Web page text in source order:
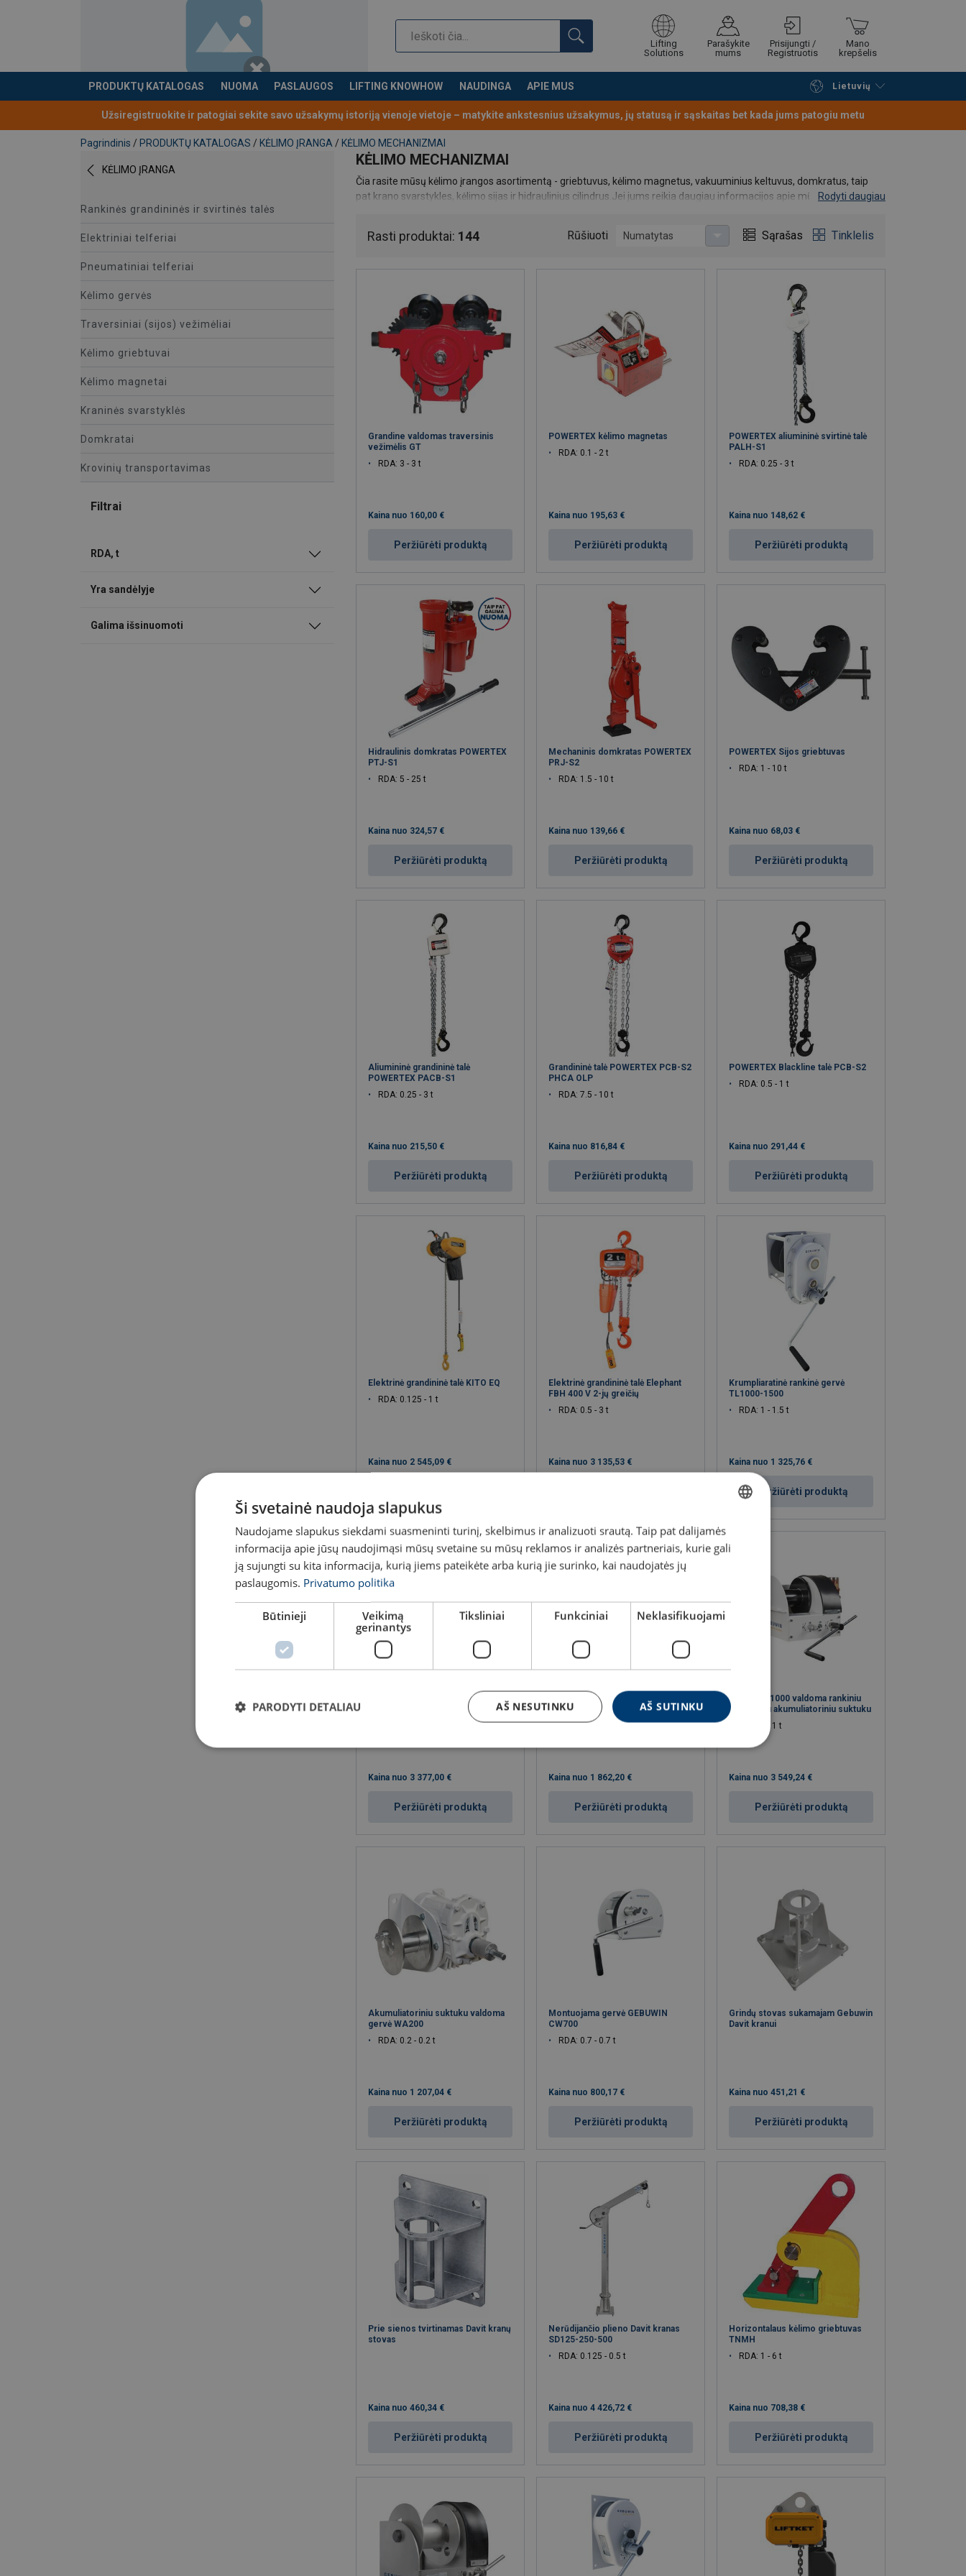
Lifting
Solutions
Parašykite
mums
Prisijungti /
Registruotis
Mano
krepšelis
PRODUKTŲ KATALOGAS NUOMA PASLAUGOS LIFTING KNOWHOW NAUDINGA APIE MUS Lietuvių
Produktas buvo pridėtas prie jūsų užklausos Tęsti naršymą Tęsti pirkimą
Užsiregistruokite ir patogiai sekite savo užsakymų istoriją vienoje vietoje – matykite ankstesnius užsakymus, jų statusą ir sąskaitas bet kada jums patogiu metu
Pagrindinis / PRODUKTŲ KATALOGAS / KĖLIMO ĮRANGA / KĖLIMO MECHANIZMAI
KĖLIMO ĮRANGA
Rankinės grandininės ir svirtinės talės
Elektriniai telferiai
Pneumatiniai telferiai
Kėlimo gervės
Traversiniai (sijos) vežimėliai
Kėlimo griebtuvai
Kėlimo magnetai
Kraninės svarstyklės
Domkratai
Krovinių transportavimas
Filtrai
RDA, t
Yra sandėlyje
Galima išsinuomoti
KĖLIMO MECHANIZMAI
Čia rasite mūsų kėlimo įrangos asortimentą - griebtuvus, kėlimo magnetus, vakuuminius keltuvus, domkratus, taip
pat krano svarstykles, kėlimo sijas ir hidraulinius cilindrus. Jei jums reikia daugiau informacijos apie mūsų gaminius,
galėsite pateikti užsakymus, matysite užsakymų būseną, galėsite sekti visų Jūsų
užsakymų istoriją.
Rodyti daugiau
Rasti produktai: 144 Rūšiuoti Numatytas Sąrašas Tinklelis
Grandine valdomas traversinis
vežimėlis GT
RDA: 3 - 3 t
Kaina nuo 160,00 €
Peržiūrėti produktą
POWERTEX kėlimo magnetas
RDA: 0.1 - 2 t
Kaina nuo 195,63 €
Peržiūrėti produktą
POWERTEX aliumininė svirtinė talė
PALH-S1
RDA: 0.25 - 3 t
Kaina nuo 148,62 €
Peržiūrėti produktą
Hidraulinis domkratas POWERTEX
PTJ-S1
RDA: 5 - 25 t
Kaina nuo 324,57 €
Peržiūrėti produktą
Mechaninis domkratas POWERTEX
PRJ-S2
RDA: 1.5 - 10 t
Kaina nuo 139,66 €
Peržiūrėti produktą
POWERTEX Sijos griebtuvas
RDA: 1 - 10 t
Kaina nuo 68,03 €
Peržiūrėti produktą
Aliumininė grandininė talė
POWERTEX PACB-S1
RDA: 0.25 - 3 t
Kaina nuo 215,50 €
Peržiūrėti produktą
Grandininė talė POWERTEX PCB-S2
PHCA OLP
RDA: 7.5 - 10 t
Kaina nuo 816,84 €
Peržiūrėti produktą
POWERTEX Blackline talė PCB-S2
RDA: 0.5 - 1 t
Kaina nuo 291,44 €
Peržiūrėti produktą
Elektrinė grandininė talė KITO EQ
RDA: 0.125 - 1 t
Kaina nuo 2 545,09 €
Elektrinė grandininė talė Elephant
FBH 400 V 2-jų greičių
RDA: 0.5 - 3 t
Kaina nuo 3 135,53 €
Krumpliaratinė rankinė gervė
TL1000-1500
RDA: 1 - 1.5 t
Kaina nuo 1 325,76 €
Peržiūrėti produktą
Pasukamas Davit kranas SD900
Kaina nuo 3 377,00 €
Peržiūrėti produktą
Kilnojamas pasukamas Davit
kranas SD125-250-500
RDA: 0.125 - 0.5 t
Kaina nuo 1 862,20 €
Peržiūrėti produktą
Gervė DW1000 valdoma rankiniu
būdu ar su akumuliatoriniu suktuku
RDA: 1 - 1 t
Kaina nuo 3 549,24 €
Peržiūrėti produktą
Akumuliatoriniu suktuku valdoma
gervė WA200
RDA: 0.2 - 0.2 t
Kaina nuo 1 207,04 €
Peržiūrėti produktą
Montuojama gervė GEBUWIN
CW700
RDA: 0.7 - 0.7 t
Kaina nuo 800,17 €
Peržiūrėti produktą
Grindų stovas sukamajam Gebuwin
Davit kranui
Kaina nuo 451,21 €
Peržiūrėti produktą
Prie sienos tvirtinamas Davit kranų
stovas
Kaina nuo 460,34 €
Peržiūrėti produktą
Nerūdijančio plieno Davit kranas
SD125-250-500
RDA: 0.125 - 0.5 t
Kaina nuo 4 426,72 €
Peržiūrėti produktą
Horizontalaus kėlimo griebtuvas
TNMH
RDA: 1 - 6 t
Kaina nuo 708,38 €
Peržiūrėti produktą
LITHUANIAN
ENGLISH TRANSLATION
Ši svetainė naudoja slapukus
Naudojame slapukus siekdami suasmeninti turinį, skelbimus ir analizuoti srautą. Taip pat dalijamės
informacija apie jūsų naudojimąsi mūsų svetaine su mūsų reklamos ir analizės partneriais, kurie gali
ją sujungti su kita informacija, kurią jiems pateikėte arba kurią jie surinko, kai naudojatės jų
paslaugomis. Privatumo politika
Būtinieji
Veikimą
gerinantys
Tiksliniai Funkciniai Neklasifikuojami
AŠ SUTINKU
AŠ NESUTINKU
PARODYTI DETALIAU